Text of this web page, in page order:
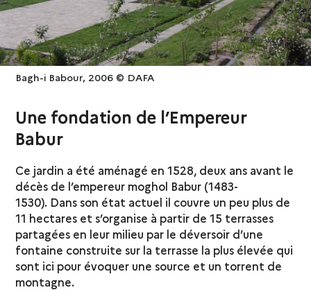
Bagh-i Babour, 2006 © DAFA
Une fondation de l’Empereur
Babur
Ce jardin a été aménagé en 1528, deux ans avant le
décès de l’empereur moghol Babur (1483-
1530). Dans son état actuel il couvre un peu plus de
11 hectares et s’organise à partir de 15 terrasses
partagées en leur milieu par le déversoir d’une
fontaine construite sur la terrasse la plus élevée qui
sont ici pour évoquer une source et un torrent de
montagne.